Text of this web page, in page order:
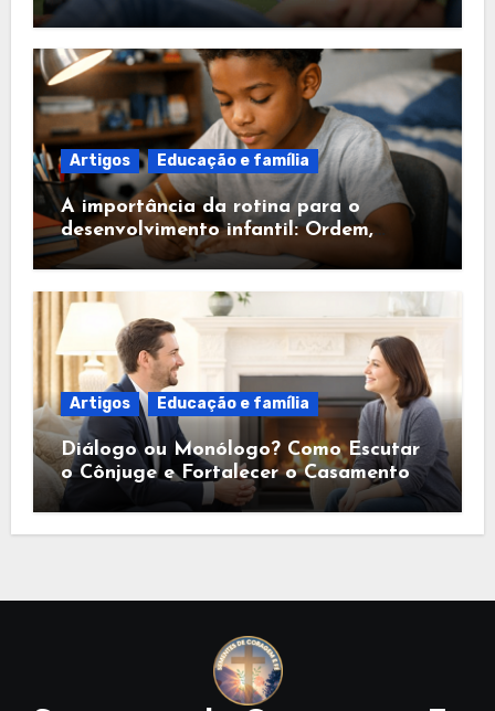
Artigos Educação e família
A importância da rotina para o
desenvolvimento infantil: Ordem,
Segurança e Fé
Artigos Educação e família
Diálogo ou Monólogo? Como Escutar
o Cônjuge e Fortalecer o Casamento